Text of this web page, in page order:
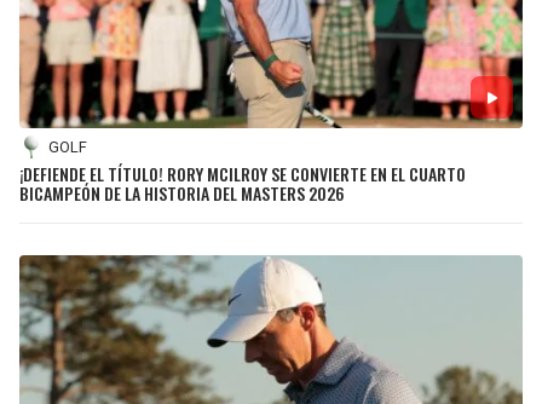
GOLF
¡DEFIENDE EL TÍTULO! RORY MCILROY SE CONVIERTE EN EL CUARTO
BICAMPEÓN DE LA HISTORIA DEL MASTERS 2026